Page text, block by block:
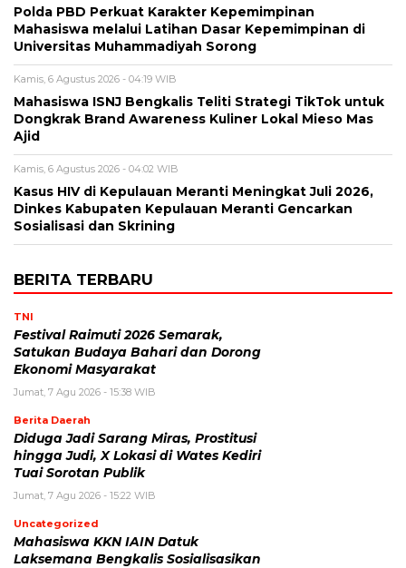
Polda PBD Perkuat Karakter Kepemimpinan
Mahasiswa melalui Latihan Dasar Kepemimpinan di
Universitas Muhammadiyah Sorong
Kamis, 6 Agustus 2026 - 04:19 WIB
Mahasiswa ISNJ Bengkalis Teliti Strategi TikTok untuk
Dongkrak Brand Awareness Kuliner Lokal Mieso Mas
Ajid
Kamis, 6 Agustus 2026 - 04:02 WIB
Kasus HIV di Kepulauan Meranti Meningkat Juli 2026,
Dinkes Kabupaten Kepulauan Meranti Gencarkan
Sosialisasi dan Skrining
BERITA TERBARU
TNI
Festival Raimuti 2026 Semarak,
Satukan Budaya Bahari dan Dorong
Ekonomi Masyarakat
Jumat, 7 Agu 2026 - 15:38 WIB
Berita Daerah
Diduga Jadi Sarang Miras, Prostitusi
hingga Judi, X Lokasi di Wates Kediri
Tuai Sorotan Publik
Jumat, 7 Agu 2026 - 15:22 WIB
Uncategorized
Mahasiswa KKN IAIN Datuk
Laksemana Bengkalis Sosialisasikan